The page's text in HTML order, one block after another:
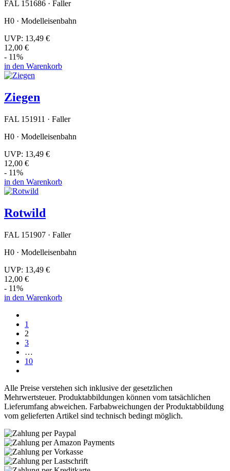
FAL 151686 · Faller
H0 · Modelleisenbahn
UVP: 13,49 €
12,00 €
- 11%
in den Warenkorb
Ziegen
FAL 151911 · Faller
H0 · Modelleisenbahn
UVP: 13,49 €
12,00 €
- 11%
in den Warenkorb
Rotwild
FAL 151907 · Faller
H0 · Modelleisenbahn
UVP: 13,49 €
12,00 €
- 11%
in den Warenkorb
1
2
3
…
10
Alle Preise verstehen sich inklusive der gesetzlichen
Mehrwertsteuer. Produktabbildungen können vom tatsächlichen
Lieferumfang abweichen. Farbabweichungen der Produktabbildung
vom gelieferten Artikel sind technisch bedingt möglich.